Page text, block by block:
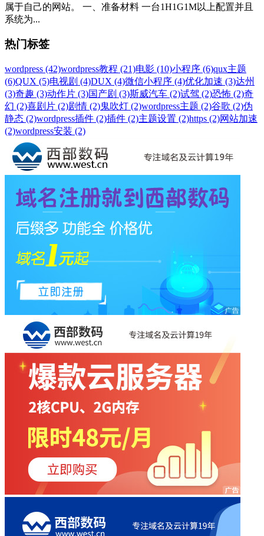
属于自己的网站。 一、准备材料 一台1H1G1M以上配置并且
系统为...
热门标签
wordpress (42)wordpress教程 (21)电影 (10)小程序 (6)qux主题
(6)QUX (5)电视剧 (4)DUX (4)微信小程序 (4)优化加速 (3)达州
(3)奇趣 (3)动作片 (3)国产剧 (3)斯威汽车 (2)试驾 (2)恐怖 (2)奇
幻 (2)喜剧片 (2)剧情 (2)鬼吹灯 (2)wordpress主题 (2)谷歌 (2)伪
静态 (2)wordpress插件 (2)插件 (2)主题设置 (2)https (2)网站加速
(2)wordpress安装 (2)